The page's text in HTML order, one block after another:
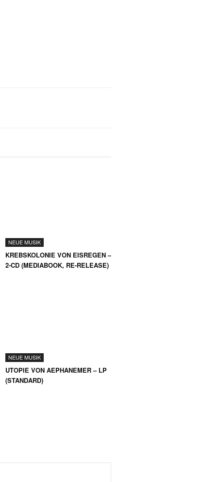
NEUE MUSIK
KREBSKOLONIE VON EISREGEN –
2-CD (MEDIABOOK, RE-RELEASE)
NEUE MUSIK
UTOPIE VON AEPHANEMER – LP
(STANDARD)